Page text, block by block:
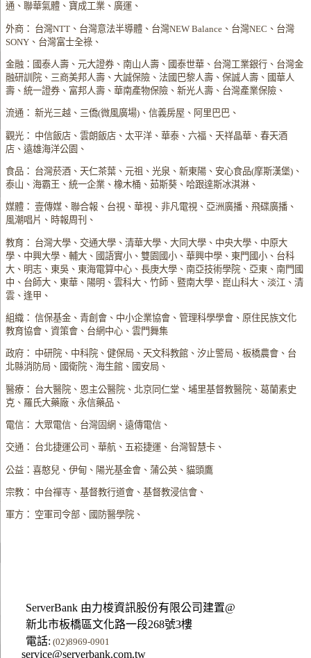
通、聯華氣體、寶成工業、廣運、
外商： 台灣NTT、台灣意法半導體、台灣NEW Balance、台灣NEC、台灣
SONY、台灣富士全祿、
金融：國泰人壽、元大證券、南山人壽、國泰世華、台灣工業銀行、台灣金
融研訓院、三商美邦人壽、大誠保險、法國巴黎人壽、保誠人壽、國華人
壽、統一證券、富邦人壽、華南產物保險、新光人壽、台灣產業保險、
流通： 新光三越、三僑(微風廣場)、信義房屋、阿里巴巴、
觀光： 中信飯店、雲朗飯店、太平洋、華泰、六福、天祥晶華、春天酒
店、遠雄海洋公園、
食品： 台灣菸酒、天仁茶葉、元祖、光泉、新東陽、安心食品(摩斯漢堡)、
泰山、海霸王、統一企業、橡木桶、茹斯葵、哈跟達斯冰淇淋、
媒體： 壹傳媒、聯合報、台視、華視、非凡電視、亞洲廣播、飛碟廣播、
風潮唱片、時報周刊、
教育： 台灣大學、交通大學、清華大學、大同大學、中央大學、中原大
學、中興大學、輔大、國語實小、雙園國小、華興中學、東門國小、台科
大、明志、東吳、東海電算中心、長庚大學、南亞技術學院、亞東、南門國
中、台師大、東華、陽明、雲科大、竹師、暨南大學、崑山科大、淡江、清
雲、逢甲、
組織： 信保基金、青創會、中小企業協會、管理科學學會、原住民族文化
教育協會、資策會、台網中心、雲門舞集
政府： 中研院、中科院、健保局、天文科教館、汐止警局、板橋農會、台
北縣消防局、國衛院、海生館、國安局、
醫療： 台大醫院、恩主公醫院、北京同仁堂、埔里基督教醫院、葛蘭素史
克、羅氏大藥廠、永信藥品、
電信： 大眾電信、台灣固網、遠傳電信、
交通： 台北捷運公司、華航、五崧捷運、台灣智慧卡、
公益：喜憨兒、伊甸、陽光基金會、蒲公英、貓頭鷹
宗教： 中台禪寺、基督教行道會、基督教浸信會、
軍方： 空軍司令部、國防醫學院、
ServerBank 由力梭資訊股份有限公司建置@
新北市板橋區文化路一段268號3樓
電話: (02)8969-0901
service@serverbank.com.tw